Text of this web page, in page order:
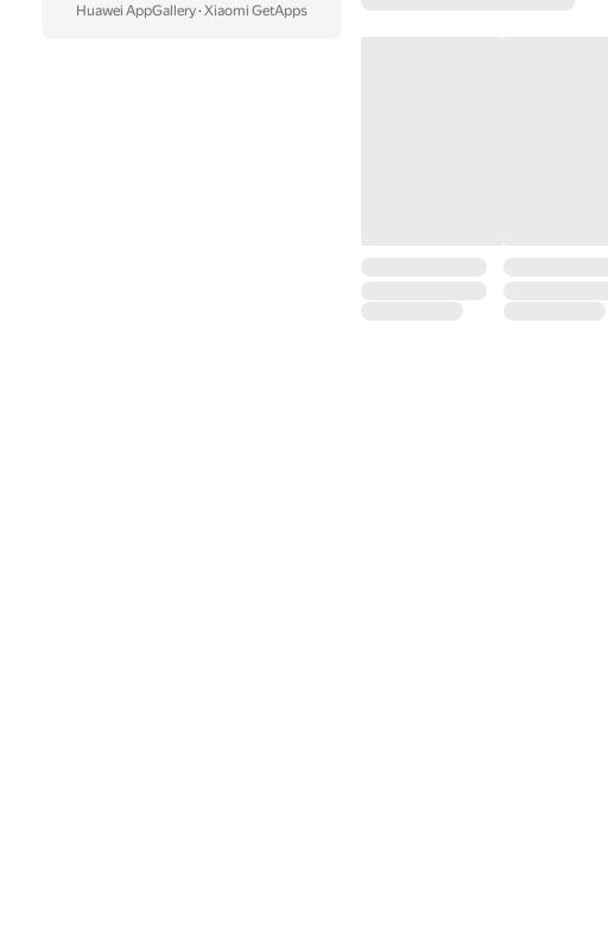
Huawei AppGallery· Xiaomi GetApps